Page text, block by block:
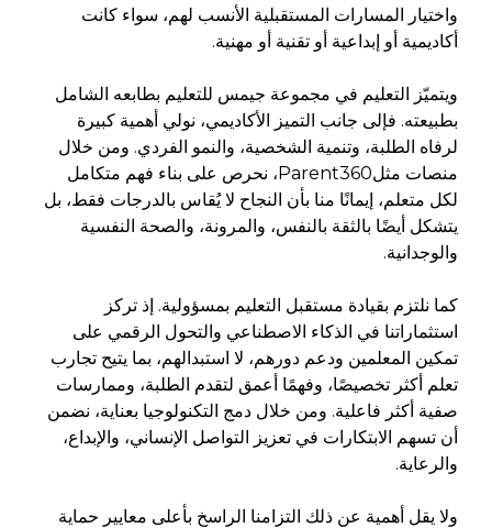
واختيار المسارات المستقبلية الأنسب لهم، سواء كانت
أكاديمية أو إبداعية أو تقنية أو مهنية.
ويتميّز التعليم في مجموعة جيمس للتعليم بطابعه الشامل
بطبيعته. فإلى جانب التميز الأكاديمي، نولي أهمية كبيرة
لرفاه الطلبة، وتنمية الشخصية، والنمو الفردي. ومن خلال
منصات مثلParent360، نحرص على بناء فهم متكامل
لكل متعلم، إيمانًا منا بأن النجاح لا يُقاس بالدرجات فقط، بل
يتشكل أيضًا بالثقة بالنفس، والمرونة، والصحة النفسية
والوجدانية.
كما نلتزم بقيادة مستقبل التعليم بمسؤولية. إذ تركز
استثماراتنا في الذكاء الاصطناعي والتحول الرقمي على
تمكين المعلمين ودعم دورهم، لا استبدالهم، بما يتيح تجارب
تعلم أكثر تخصيصًا، وفهمًا أعمق لتقدم الطلبة، وممارسات
صفية أكثر فاعلية. ومن خلال دمج التكنولوجيا بعناية، نضمن
أن تسهم الابتكارات في تعزيز التواصل الإنساني، والإبداع،
والرعاية.
ولا يقل أهمية عن ذلك التزامنا الراسخ بأعلى معايير حماية